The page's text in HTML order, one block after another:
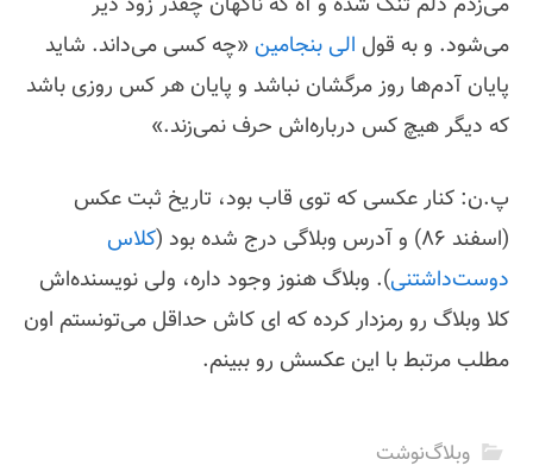
می‌شود. و به قول الی بنجامین «چه کسی می‌داند. شاید
پایان آدم‌ها روز مرگشان نباشد و پایان هر کس روزی باشد
که دیگر هیچ کس درباره‌اش حرف نمی‌زند.»
پ.ن: کنار عکسی که توی قاب بود، تاریخ ثبت عکس
(اسفند 86) و آدرس وبلاگی درج شده بود (
کلاس
دوست‌داشتنی). وبلاگ هنوز وجود داره، ولی نویسنده‌اش
کلا وبلاگ رو رمزدار کرده که ای کاش حداقل می‌تونستم اون
مطلب مرتبط با این عکسش رو ببینم.
وبلاگ‌نوشت